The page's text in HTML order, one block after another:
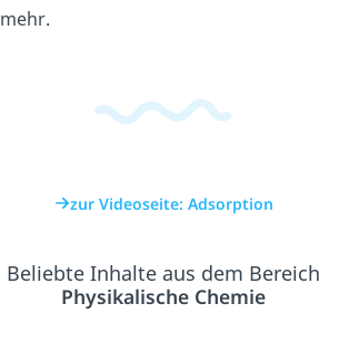
mehr.
zur Videoseite: Adsorption
Beliebte Inhalte aus dem Bereich
Physikalische Chemie